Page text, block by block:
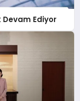
Devam Ediyor